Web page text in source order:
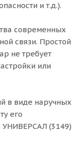
и т.д.).
современных
связи. Простой
не требует
или
в виде наручных
его
УНИВЕРСАЛ (3149)